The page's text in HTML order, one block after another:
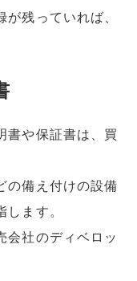
残っていれば、
書や保証書は、買
の備え付けの設備
ます。
会社のディベロッ